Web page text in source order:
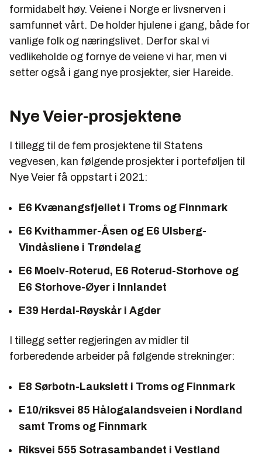
formidabelt høy. Veiene i Norge er livsnerven i
samfunnet vårt. De holder hjulene i gang, både for
vanlige folk og næringslivet. Derfor skal vi
vedlikeholde og fornye de veiene vi har, men vi
setter også i gang nye prosjekter, sier Hareide.
Nye Veier-prosjektene
I tillegg til de fem prosjektene til Statens
vegvesen, kan følgende prosjekter i porteføljen til
Nye Veier få oppstart i 2021:
E6 Kvænangsfjellet i Troms og Finnmark
E6 Kvithammer-Åsen og E6 Ulsberg-
Vindåsliene i Trøndelag
E6 Moelv-Roterud, E6 Roterud-Storhove og
E6 Storhove-Øyer i Innlandet
E39 Herdal-Røyskår i Agder
I tillegg setter regjeringen av midler til
forberedende arbeider på følgende strekninger:
E8 Sørbotn-Laukslett i Troms og Finnmark
E10/riksvei 85 Hålogalandsveien i Nordland
samt Troms og Finnmark
Riksvei 555 Sotrasambandet i Vestland